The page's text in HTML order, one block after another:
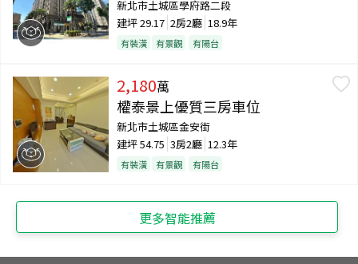
新北市土城區學府路二段
建坪29.17 2房2廳 18.9年
有裝潢 有景觀 有陽台
2,180萬
權泰景上優質三房車位
新北市土城區金安街
建坪54.75 3房2廳 12.3年
有裝潢 有景觀 有陽台
更多智能推薦